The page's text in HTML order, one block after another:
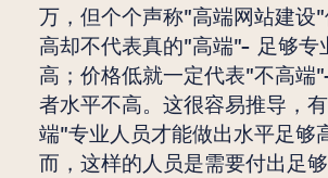
万，但个个声称"高端网站建设
高却不代表真的"高端"- 足够专
高；价格低就一定代表"不高端
者水平不高。这很容易推导，
端"专业人员才能做出水平足够
而，这样的人员是需要付出足